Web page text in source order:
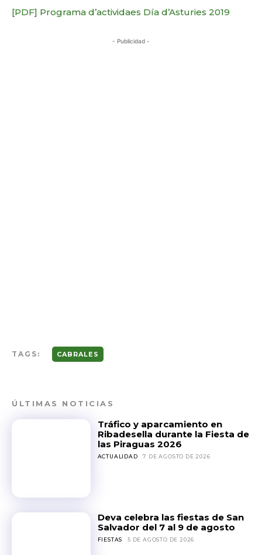
[PDF] Programa d’actividaes Día d’Asturies 2019
- Publicidad -
TAGS: CABRALES
ÚLTIMAS NOTICIAS
Tráfico y aparcamiento en
Ribadesella durante la Fiesta de
las Piraguas 2026
ACTUALIDAD 7 DE AGOSTO DE 2026
Deva celebra las fiestas de San
Salvador del 7 al 9 de agosto
FIESTAS 5 DE AGOSTO DE 2026